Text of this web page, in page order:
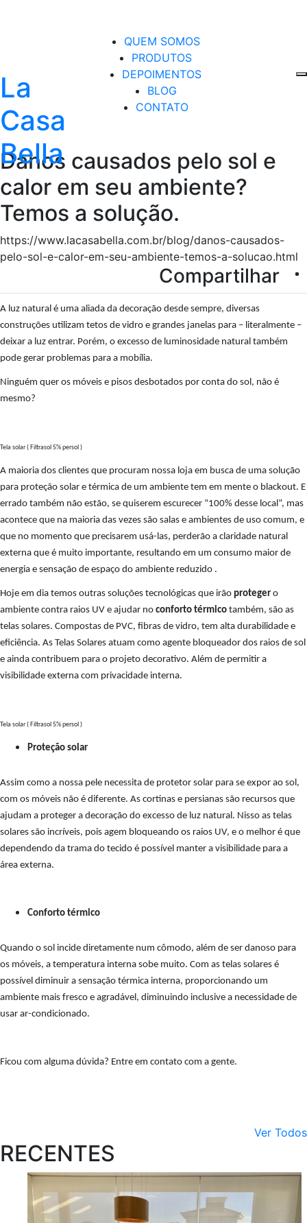
La
Casa
Bella
QUEM SOMOS
PRODUTOS
DEPOIMENTOS
BLOG
CONTATO
Danos causados pelo sol e
calor em seu ambiente?
Temos a solução.
https://www.lacasabella.com.br/blog/danos-causados-
pelo-sol-e-calor-em-seu-ambiente-temos-a-solucao.html
Compartilhar
A luz natural é uma aliada da decoração desde sempre, diversas
construções utilizam tetos de vidro e grandes janelas para – literalmente –
deixar a luz entrar. Porém, o excesso de luminosidade natural também
pode gerar problemas para a mobília.
Ninguém quer os móveis e pisos desbotados por conta do sol, não é
mesmo?
Tela solar ( Filtrasol 5% persol )
A maioria dos clientes que procuram nossa loja em busca de uma solução
para proteção solar e térmica de um ambiente tem em mente o blackout. E
errado também não estão, se quiserem escurecer “100% desse local”, mas
acontece que na maioria das vezes são salas e ambientes de uso comum, e
que no momento que precisarem usá-las, perderão a claridade natural
externa que é muito importante, resultando em um consumo maior de
energia e sensação de espaço do ambiente reduzido .
Hoje em dia temos outras soluções tecnológicas que irão proteger o
ambiente contra raios UV e ajudar no conforto térmico também, são as
telas solares. Compostas de PVC, fibras de vidro, tem alta durabilidade e
eficiência. As Telas Solares atuam como agente bloqueador dos raios de sol
e ainda contribuem para o projeto decorativo. Além de permitir a
visibilidade externa com privacidade interna.
Tela solar ( Filtrasol 5% persol )
Proteção solar
Assim como a nossa pele necessita de protetor solar para se expor ao sol,
com os móveis não é diferente. As cortinas e persianas são recursos que
ajudam a proteger a decoração do excesso de luz natural. Nisso as telas
solares são incríveis, pois agem bloqueando os raios UV, e o melhor é que
dependendo da trama do tecido é possível manter a visibilidade para a
área externa.
Conforto térmico
Quando o sol incide diretamente num cômodo, além de ser danoso para
os móveis, a temperatura interna sobe muito. Com as telas solares é
possível diminuir a sensação térmica interna, proporcionando um
ambiente mais fresco e agradável, diminuindo inclusive a necessidade de
usar ar-condicionado.
Ficou com alguma dúvida? Entre em contato com a gente.
Ver Todos
RECENTES